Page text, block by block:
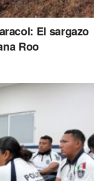
un cielo medio
que irán desde los
de lluvias y
El sargazo
Roo